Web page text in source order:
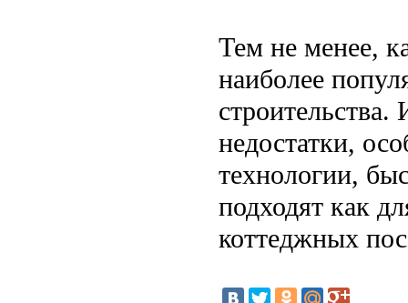
Тем не менее,
наиболее
недостатки,
технологии,
подходят как
коттеджных